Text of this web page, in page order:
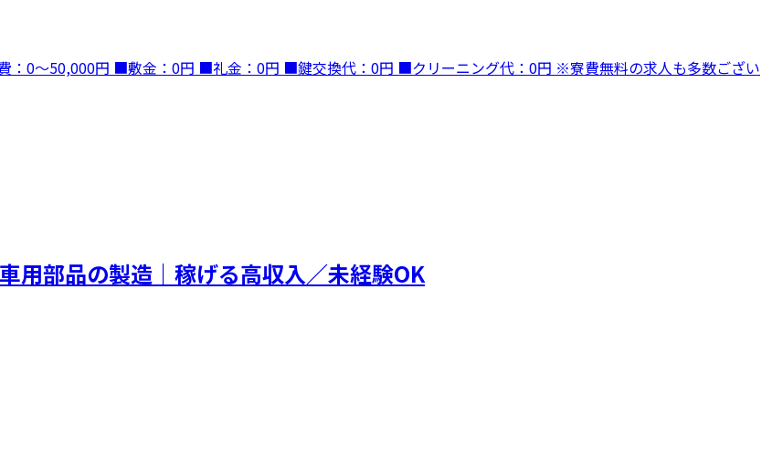
：0～50,000円 ■敷金：0円 ■礼金：0円 ■鍵交換代：0円 ■クリーニング代：0円 ※寮費無料の求人も多数ござい
部品の製造｜稼げる高収入／未経験OK